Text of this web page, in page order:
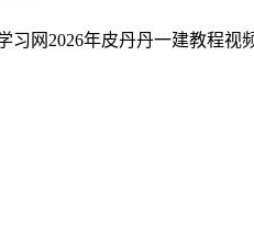
网2026年皮丹丹一建教程